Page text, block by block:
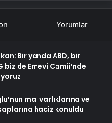
Yorumlar
Bir yanda ABD, bir
biz de Emevi Camii’nde
mal varlıklarına ve
haciz konuldu